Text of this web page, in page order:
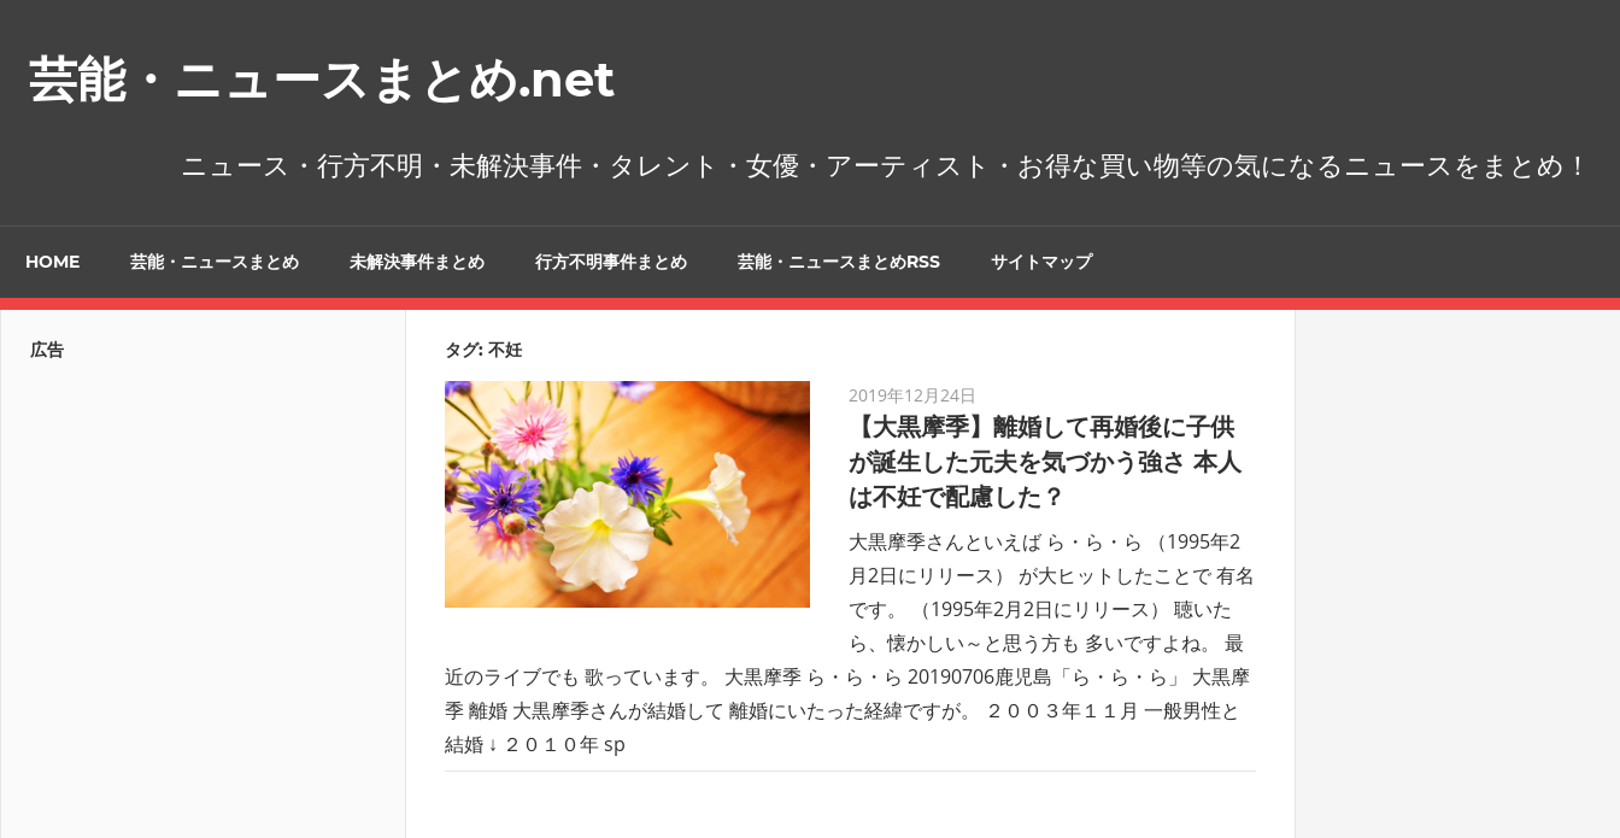
芸能・ニュースまとめ.net
ニュース・行方不明・未解決事件・タレント・女優・アーティスト・お得な買い物等の気になるニュースをまとめ！
HOME 芸能・ニュースまとめ 未解決事件まとめ 行方不明事件まとめ 芸能・ニュースまとめRSS サイトマップ
タグ: 不妊
2019年12月24日
【大黒摩季】離婚して再婚後に子供
が誕生した元夫を気づかう強さ 本人
は不妊で配慮した？
大黒摩季さんといえば ら・ら・ら （1995年2
月2日にリリース） が大ヒットしたことで 有名
です。 （1995年2月2日にリリース） 聴いた
ら、懐かしい～と思う方も 多いですよね。 最
近のライブでも 歌っています。 大黒摩季 ら・ら・ら 20190706鹿児島「ら・ら・ら」 大黒摩
季 離婚 大黒摩季さんが結婚して 離婚にいたった経緯ですが。 ２００３年１１月 一般男性と
結婚 ↓ ２０１０年 sp
広告